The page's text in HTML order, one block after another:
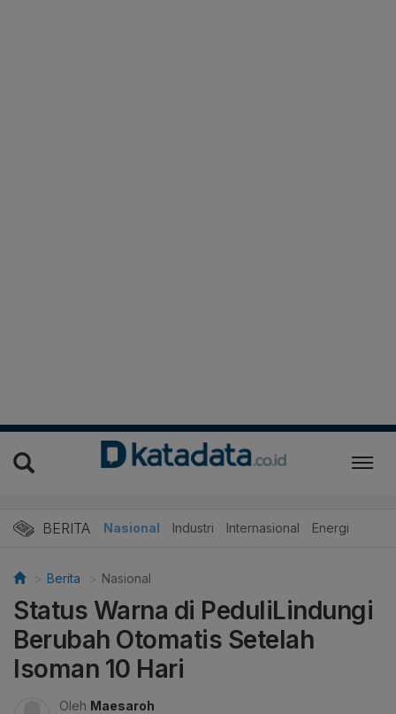
BERITA Nasional Industri Internasional Energi
Berita Nasional
Status Warna di PeduliLindungi
Berubah Otomatis Setelah
Isoman 10 Hari
Oleh Maesaroh